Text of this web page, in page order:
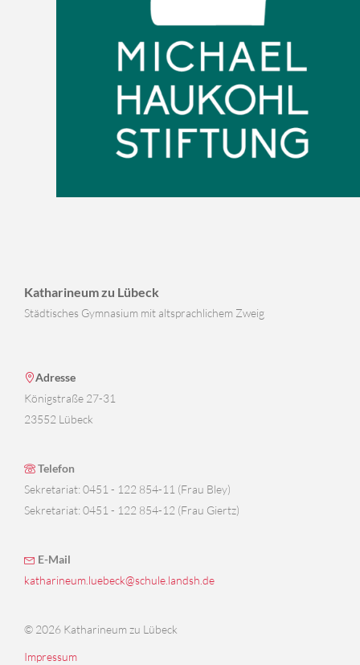
Katharineum zu Lübeck
Städtisches Gymnasium mit altsprachlichem Zweig
Adresse
Königstraße 27-31
23552 Lübeck
Telefon
Sekretariat: 0451 - 122 854-11 (Frau Bley)
Sekretariat: 0451 - 122 854-12 (Frau Giertz)
E-Mail
katharineum.luebeck@schule.landsh.de
© 2026 Katharineum zu Lübeck
Impressum